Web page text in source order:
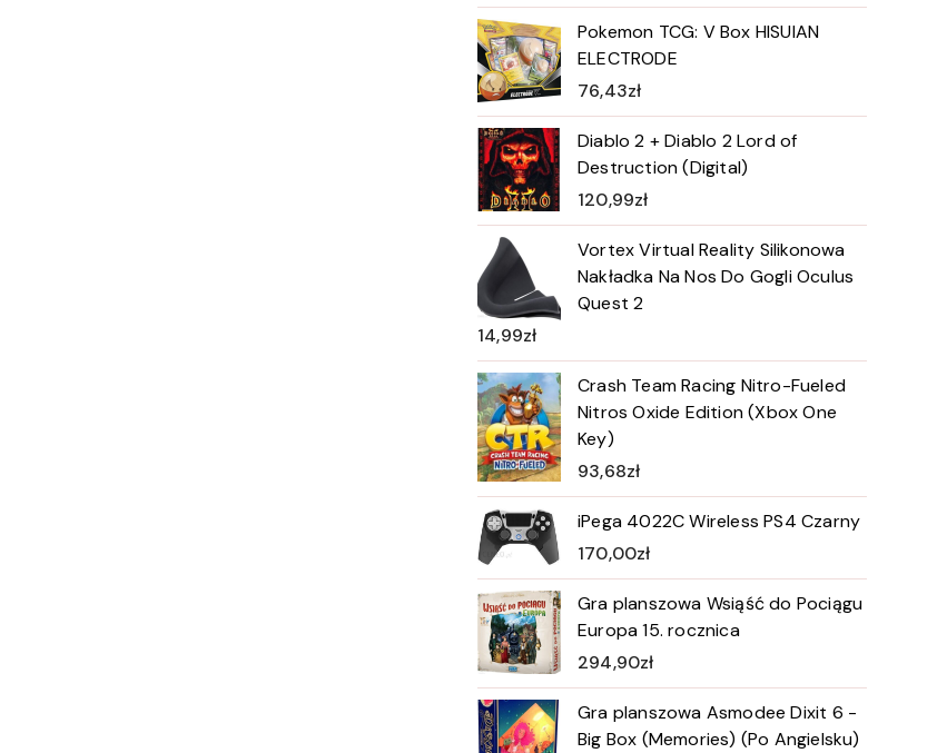
Pokemon TCG: V Box HISUIAN
ELECTRODE
76,43zł
Diablo 2 + Diablo 2 Lord of
Destruction (Digital)
120,99zł
Vortex Virtual Reality Silikonowa
Nakładka Na Nos Do Gogli Oculus
Quest 2
14,99zł
Crash Team Racing Nitro-Fueled
Nitros Oxide Edition (Xbox One
Key)
93,68zł
iPega 4022C Wireless PS4 Czarny
170,00zł
Gra planszowa Wsiąść do Pociągu
Europa 15. rocznica
294,90zł
Gra planszowa Asmodee Dixit 6 -
Big Box (Memories) (Po Angielsku)